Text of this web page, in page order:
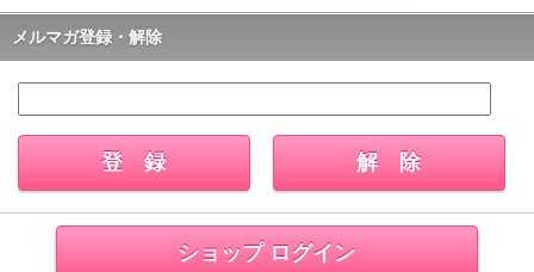
メルマガ登録・解除
ショップ ログイン